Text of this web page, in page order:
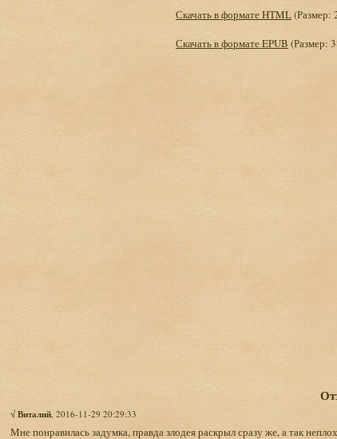
Скачать в формате HTML(Размер:
Скачать в формате EPUB (Размер:
√ Виталий, 2016-11-29 20:29:33
Мне понравилась задумка, правда злодея раскрыл сразу же, а так